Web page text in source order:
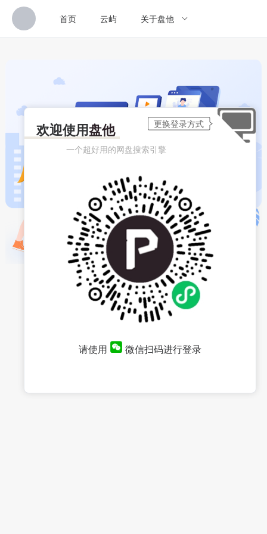
首页 云屿 关于盘他
欢迎使用盘他
一个超好用的网盘搜索引擎
请使用 微信扫码进行登录